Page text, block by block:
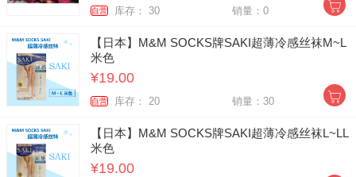
自营 库存： 30 销量：0
【日本】M&M SOCKS牌SAKI超薄冷感丝袜M~L
米色
¥19.00
自营 库存： 20 销量：30
【日本】M&M SOCKS牌SAKI超薄冷感丝袜L~LL
米色
¥19.00